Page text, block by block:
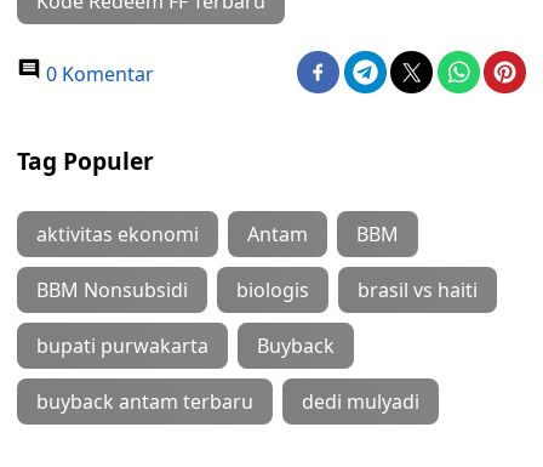
0 Komentar
Tag Populer
aktivitas ekonomi Antam BBM
BBM Nonsubsidi biologis brasil vs haiti
bupati purwakarta Buyback
buyback antam terbaru dedi mulyadi